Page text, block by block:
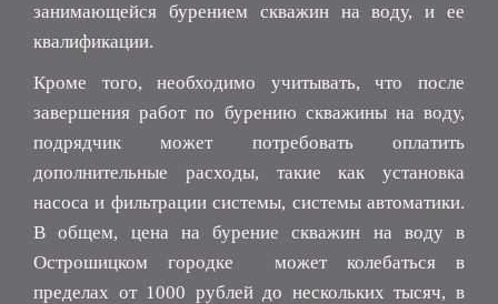
занимающейся бурением скважин на воду, и ее
квалификации.
Кроме того, необходимо учитывать, что после
завершения работ по бурению скважины на воду,
подрядчик может потребовать оплатить
дополнительные расходы, такие как установка
насоса и фильтрации системы, системы автоматики.
В общем, цена на бурение скважин на воду в
Острошицком городке может колебаться в
пределах от 1000 рублей до нескольких тысяч, в